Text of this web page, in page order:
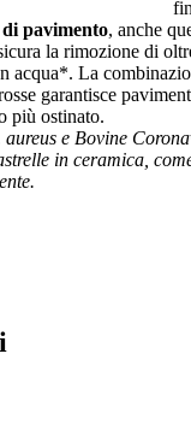
pavimento, anche
la rimozione di
acqua*. La
garantisce
più ostinato.
aureus e Bovine
in ceramica,